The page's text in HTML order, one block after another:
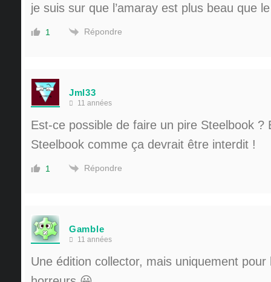
je suis sur que l’amaray est plus beau que
1 Répondre
Jml33
11 années
Est-ce possible de faire un pire Steelbook ?
Steelbook comme ça devrait être interdit !
1 Répondre
Gamble
11 années
Une édition collector, mais uniquement pour